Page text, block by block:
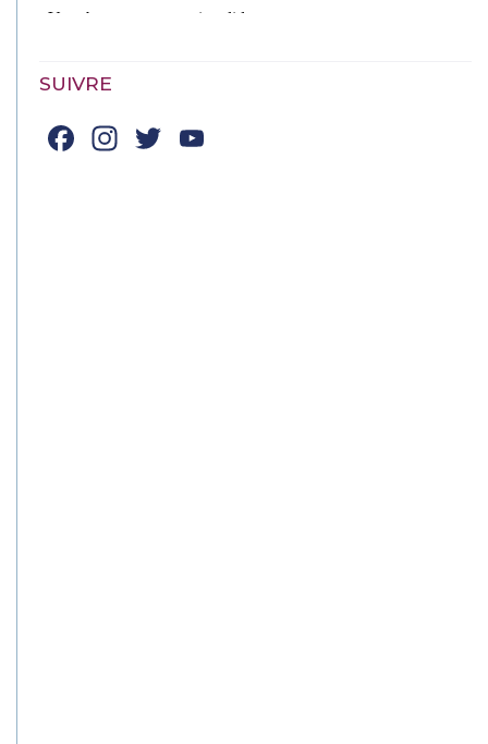
SUIVRE
Facebook
Instagram
Twitter